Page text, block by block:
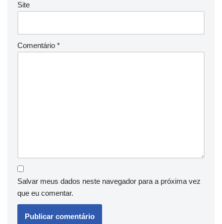
Site
Comentário *
Salvar meus dados neste navegador para a próxima vez
que eu comentar.